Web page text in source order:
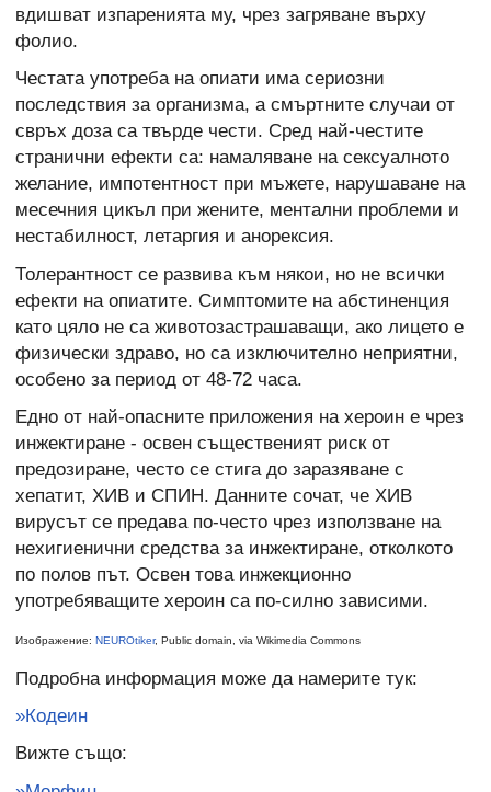
вдишват изпаренията му, чрез загряване върху
фолио.
Честата употреба на опиати има сериозни
последствия за организма, а смъртните случаи от
свръх доза са твърде чести. Сред най-честите
странични ефекти са: намаляване на сексуалното
желание, импотентност при мъжете, нарушаване на
месечния цикъл при жените, ментални проблеми и
нестабилност, летаргия и анорексия.
Толерантност се развива към някои, но не всички
ефекти на опиатите. Симптомите на абстиненция
като цяло не са животозастрашаващи, ако лицето е
физически здраво, но са изключително неприятни,
особено за период от 48-72 часа.
Едно от най-опасните приложения на хероин е чрез
инжектиране - освен същественият риск от
предозиране, често се стига до заразяване с
хепатит, ХИВ и СПИН. Данните сочат, че ХИВ
вирусът се предава по-често чрез използване на
нехигиенични средства за инжектиране, отколкото
по полов път. Освен това инжекционно
употребяващите хероин са по-силно зависими.
Изображение: NEUROtiker, Public domain, via Wikimedia Commons
Подробна информация може да намерите тук:
»Кодеин
Вижте също: